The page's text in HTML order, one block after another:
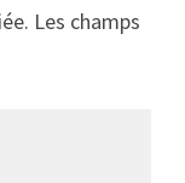
Les champs